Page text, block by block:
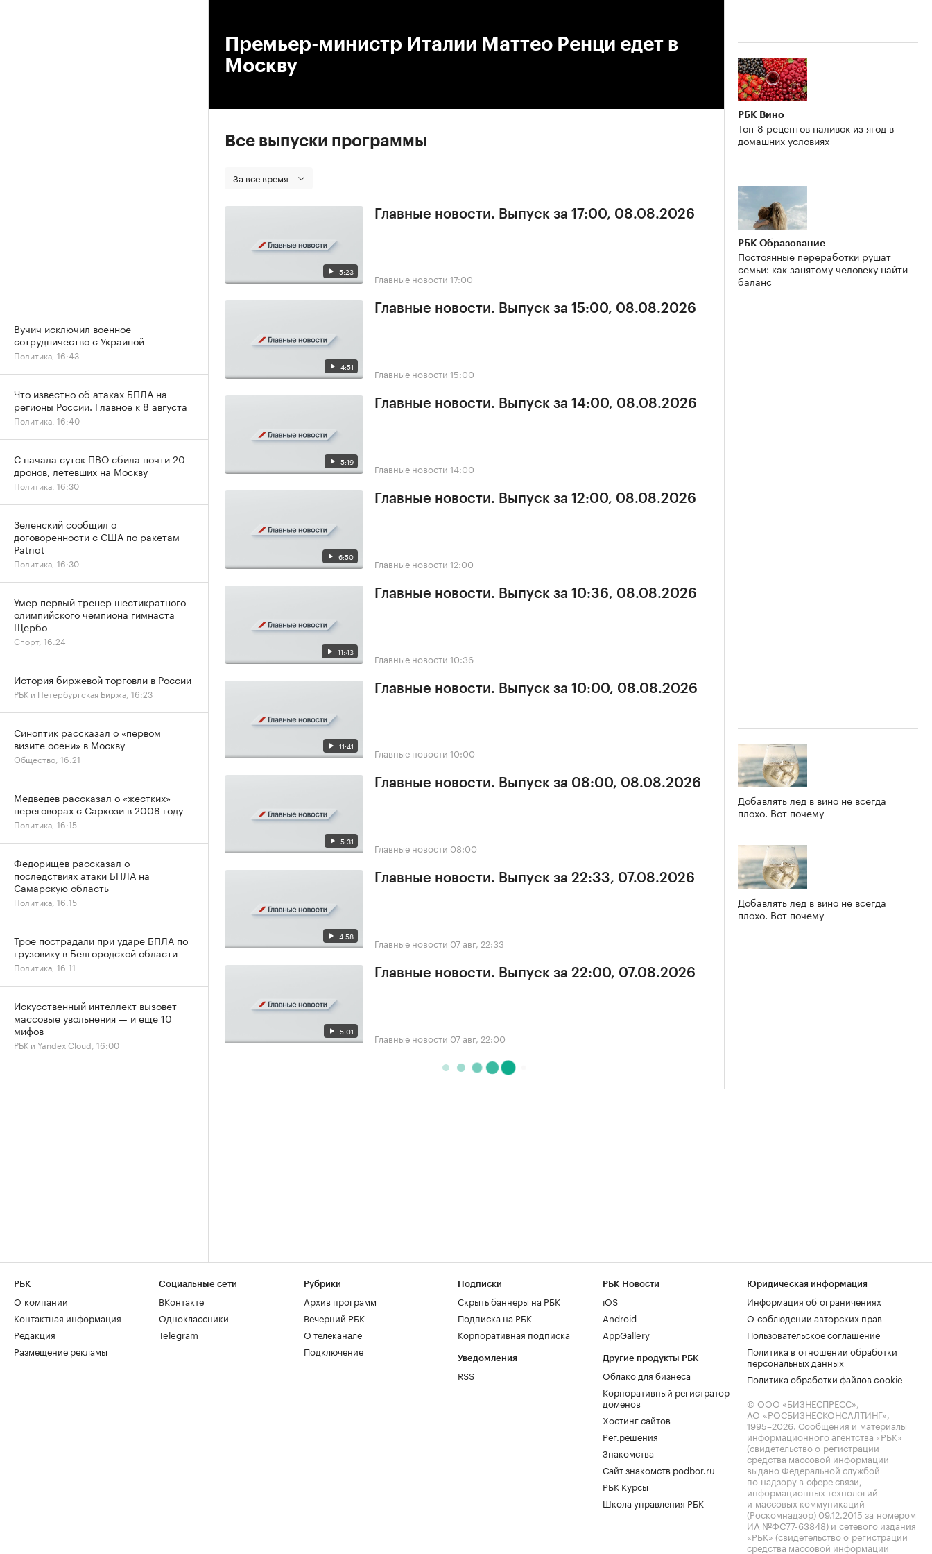
Премьер-министр Италии Маттео Ренци едет в
Москву
Все выпуски программы
За все время
5:23
Главные новости. Выпуск за 17:00, 08.08.2026
Главные новости 17:00
4:51
Главные новости. Выпуск за 15:00, 08.08.2026
Главные новости 15:00
5:19
Главные новости. Выпуск за 14:00, 08.08.2026
Главные новости 14:00
6:50
Главные новости. Выпуск за 12:00, 08.08.2026
Главные новости 12:00
11:43
Главные новости. Выпуск за 10:36, 08.08.2026
Главные новости 10:36
11:41
Главные новости. Выпуск за 10:00, 08.08.2026
Главные новости 10:00
5:31
Главные новости. Выпуск за 08:00, 08.08.2026
Главные новости 08:00
4:58
Главные новости. Выпуск за 22:33, 07.08.2026
Главные новости 07 авг, 22:33
5:01
Главные новости. Выпуск за 22:00, 07.08.2026
Главные новости 07 авг, 22:00
РБК Вино
Топ-8 рецептов наливок из ягод в
домашних условиях
РБК Образование
Постоянные переработки рушат
семьи: как занятому человеку найти
баланс
Добавлять лед в вино не всегда
плохо. Вот почему
Добавлять лед в вино не всегда
плохо. Вот почему
Вучич исключил военное
сотрудничество с Украиной
Политика, 16:43
Что известно об атаках БПЛА на
регионы России. Главное к 8 августа
Политика, 16:40
С начала суток ПВО сбила почти 20
дронов, летевших на Москву
Политика, 16:30
Зеленский сообщил о
договоренности с США по ракетам
Patriot
Политика, 16:30
Умер первый тренер шестикратного
олимпийского чемпиона гимнаста
Щербо
Спорт, 16:24
История биржевой торговли в России
РБК и Петербургская Биржа, 16:23
Синоптик рассказал о «первом
визите осени» в Москву
Общество, 16:21
Медведев рассказал о «жестких»
переговорах с Саркози в 2008 году
Политика, 16:15
Федорищев рассказал о
последствиях атаки БПЛА на
Самарскую область
Политика, 16:15
Трое пострадали при ударе БПЛА по
грузовику в Белгородской области
Политика, 16:11
Искусственный интеллект вызовет
массовые увольнения — и еще 10
мифов
РБК и Yandex Cloud, 16:00
РБК
О компании
Контактная информация
Редакция
Размещение рекламы
Социальные сети
ВКонтакте
Одноклассники
Telegram
Рубрики
Архив программ
Вечерний РБК
О телеканале
Подключение
Подписки
Скрыть баннеры на РБК
Подписка на РБК
Корпоративная подписка
Уведомления
RSS
РБК Новости
iOS
Android
AppGallery
Другие продукты РБК
Облако для бизнеса
Корпоративный регистратор
доменов
Хостинг сайтов
Рег.решения
Знакомства
Сайт знакомств podbor.ru
РБК Курсы
Школа управления РБК
Юридическая информация
Информация об ограничениях
О соблюдении авторских прав
Пользовательское соглашение
Политика в отношении обработки
персональных данных
Политика обработки файлов cookie
© ООО «БИЗНЕСПРЕСС»,
АО «РОСБИЗНЕСКОНСАЛТИНГ»,
1995–2026. Сообщения и материалы
информационного агентства «РБК»
(свидетельство о регистрации
средства массовой информации
выдано Федеральной службой
по надзору в сфере связи,
информационных технологий
и массовых коммуникаций
(Роскомнадзор) 09.12.2015 за номером
ИА №ФС77-63848) и сетевого издания
«РБК» (свидетельство о регистрации
средства массовой информации